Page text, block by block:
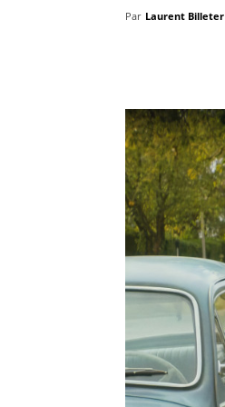
Par Laurent Billeter